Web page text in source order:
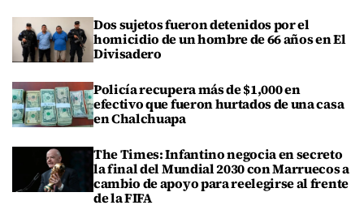
Dos sujetos fueron detenidos por el
homicidio de un hombre de 66 años en El
Divisadero
Policía recupera más de $1,000 en
efectivo que fueron hurtados de una casa
en Chalchuapa
The Times: Infantino negocia en secreto
la final del Mundial 2030 con Marruecos a
cambio de apoyo para reelegirse al frente
de la FIFA